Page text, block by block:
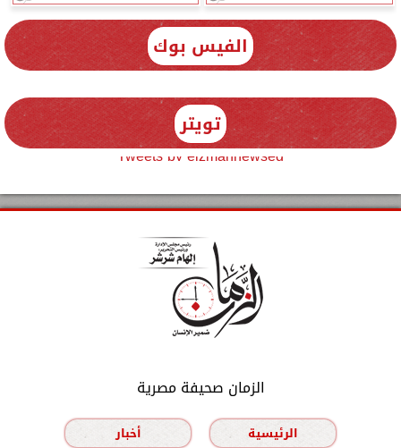
الفيس بوك
تويتر
Tweets by elzmannewseg
الزمان صحيفة مصرية
الرئيسية
أخبار